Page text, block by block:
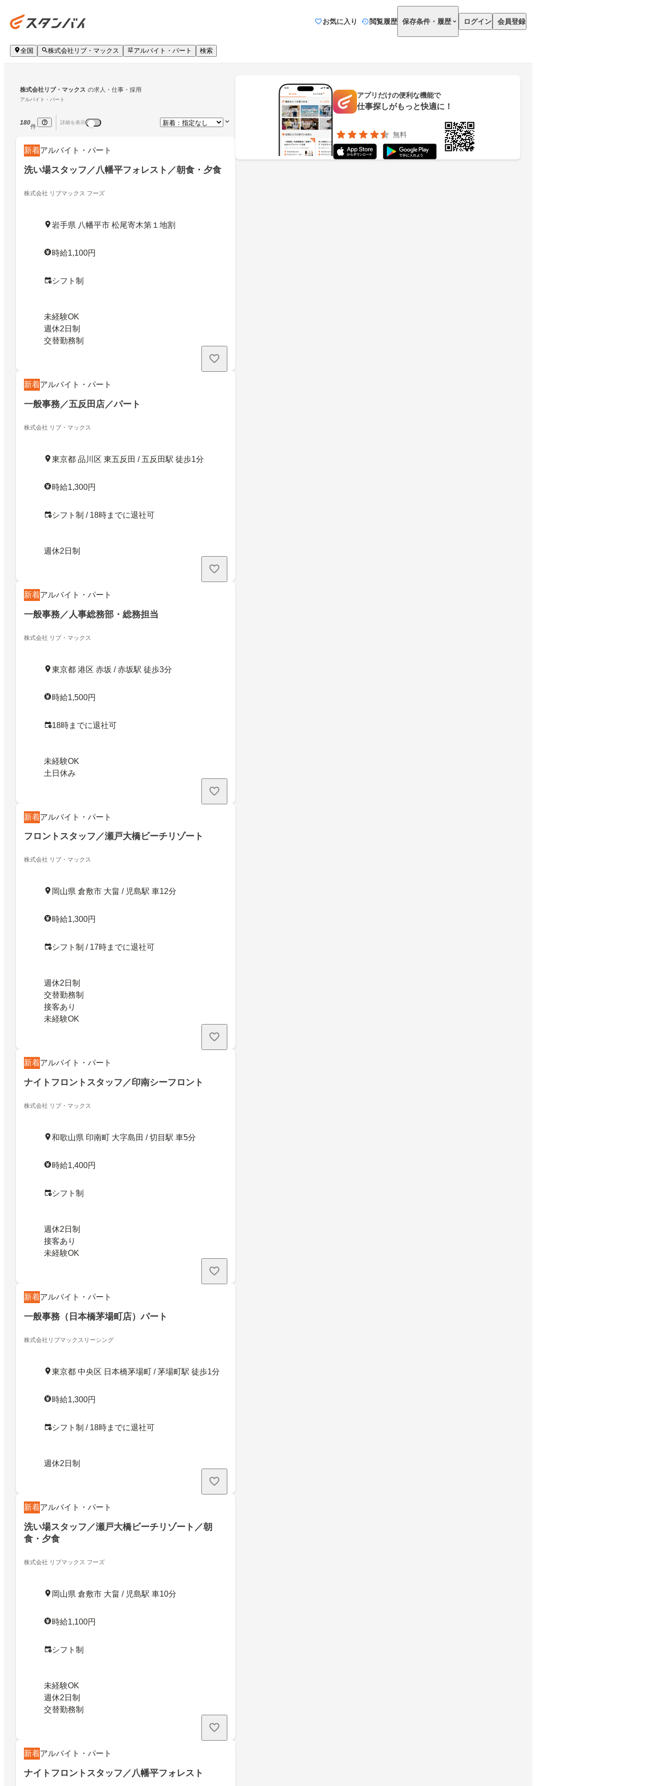
お気に入り 閲覧履歴 保存条件・履歴 ログイン 会員登録
全国 株式会社リブ・マックス アルバイト・パート 検索
株式会社リブ・マックス の求人・仕事・採用
アルバイト・パート
180
件
詳細を表示
新着アルバイト・パート
洗い場スタッフ／八幡平フォレスト／朝食・夕食
株式会社 リブマックス フーズ
岩手県 八幡平市 松尾寄木第１地割
時給1,100円
シフト制
未経験OK
週休2日制
交替勤務制
新着アルバイト・パート
一般事務／五反田店／パート
株式会社 リブ・マックス
東京都 品川区 東五反田 / 五反田駅 徒歩1分
時給1,300円
シフト制 / 18時までに退社可
週休2日制
新着アルバイト・パート
一般事務／人事総務部・総務担当
株式会社 リブ・マックス
東京都 港区 赤坂 / 赤坂駅 徒歩3分
時給1,500円
18時までに退社可
未経験OK
土日休み
新着アルバイト・パート
フロントスタッフ／瀬戸大橋ビーチリゾート
株式会社 リブ・マックス
岡山県 倉敷市 大畠 / 児島駅 車12分
時給1,300円
シフト制 / 17時までに退社可
週休2日制
交替勤務制
接客あり
未経験OK
新着アルバイト・パート
ナイトフロントスタッフ／印南シーフロント
株式会社 リブ・マックス
和歌山県 印南町 大字島田 / 切目駅 車5分
時給1,400円
シフト制
週休2日制
接客あり
未経験OK
新着アルバイト・パート
一般事務（日本橋茅場町店）パート
株式会社リブマックスリーシング
東京都 中央区 日本橋茅場町 / 茅場町駅 徒歩1分
時給1,300円
シフト制 / 18時までに退社可
週休2日制
新着アルバイト・パート
洗い場スタッフ／瀬戸大橋ビーチリゾート／朝
食・夕食
株式会社 リブマックス フーズ
岡山県 倉敷市 大畠 / 児島駅 車10分
時給1,100円
シフト制
未経験OK
週休2日制
交替勤務制
新着アルバイト・パート
ナイトフロントスタッフ／八幡平フォレスト
アプリだけの便利な機能で
仕事探しがもっと快適に！
無料